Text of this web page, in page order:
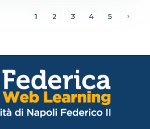
1
(current)
2 3 4 5